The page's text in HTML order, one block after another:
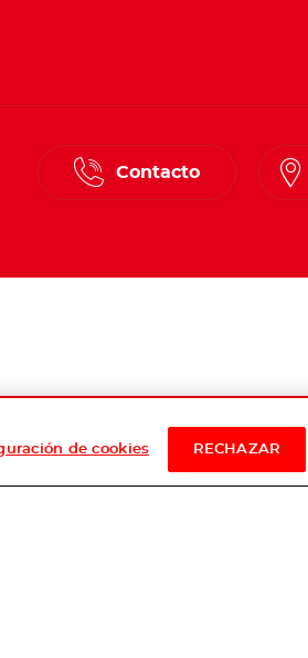
Contacto
de cookies RECHAZAR